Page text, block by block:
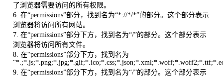
了浏览器需要访问的所有权限。
6. 在“permissions”部分，找到名为“*://*/*”的部分。这个部分表示
浏览器将访问所有网站。
7. 在“permissions”部分下方，找到名为“/”的部分。这个部分表示
浏览器将访问所有文件。
8. 在“permissions”部分下方，找到名为
9. 在“permissions”部分下方，找到名为“/”的部分。这个部分表示